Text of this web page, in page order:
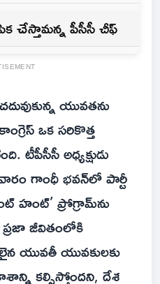
చేస్తామన్న పీసీసీ చీఫ్
యువతను
ఒక సరికొత్త
టీపీసీసీ అధ్యక్షుడు
గాంధీ భవన్‌లో పార్టీ
హంట్’ ప్రోగ్రామ్‌ను
జీవితంలోకి
యువతీ యువకులకు
కల్పిస్తోందని, దేశ